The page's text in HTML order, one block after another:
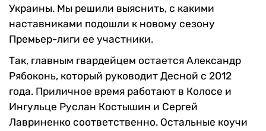
Украины. Мы решили выяснить, с какими
наставниками подошли к новому сезону
Премьер-лиги ее участники.
Так, главным гвардейцем остается Александр
Рябоконь, который руководит Десной с 2012
года. Приличное время работают в Колосе и
Ингульце Руслан Костышин и Сергей
Лавриненко соответственно. Остальные коучи